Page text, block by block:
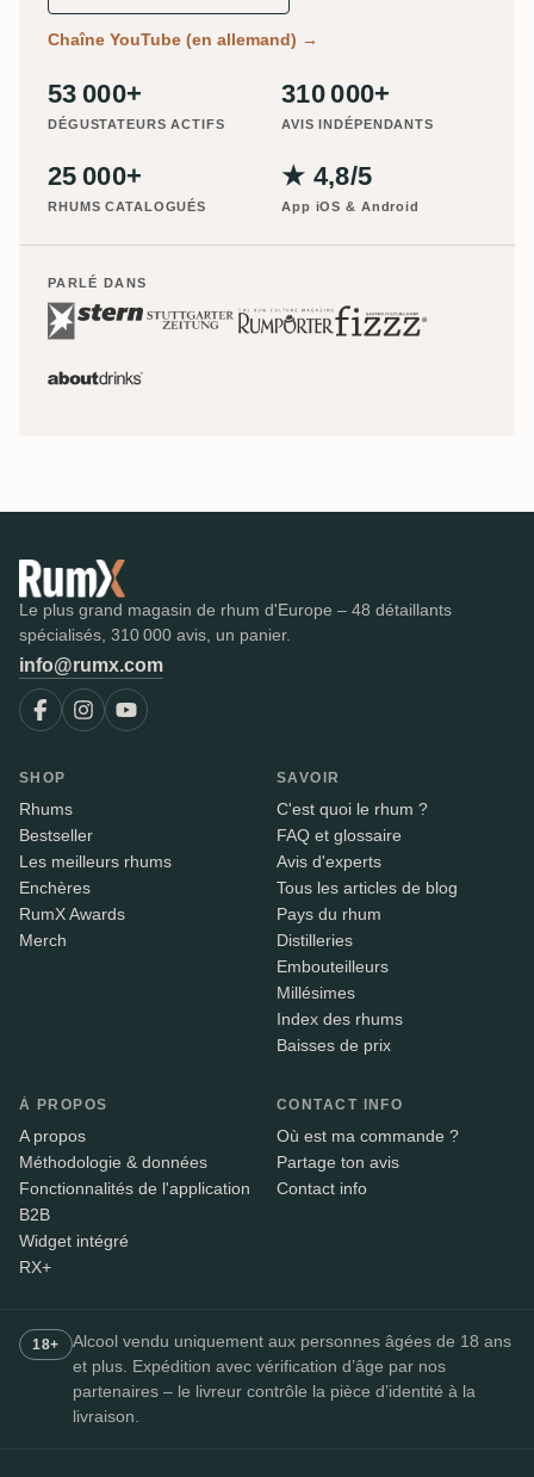
Chaîne YouTube (en allemand) →
53 000+
DÉGUSTATEURS ACTIFS
310 000+
AVIS INDÉPENDANTS
25 000+
RHUMS CATALOGUÉS
★ 4,8/5
App iOS & Android
PARLÉ DANS
Le plus grand magasin de rhum d'Europe – 48 détaillants
spécialisés, 310 000 avis, un panier.
info@rumx.com
SHOP
Rhums
Bestseller
Les meilleurs rhums
Enchères
RumX Awards
Merch
SAVOIR
C'est quoi le rhum ?
FAQ et glossaire
Avis d'experts
Tous les articles de blog
Pays du rhum
Distilleries
Embouteilleurs
Millésimes
Index des rhums
Baisses de prix
À PROPOS
A propos
Méthodologie & données
Fonctionnalités de l'application
B2B
Widget intégré
RX+
CONTACT INFO
Où est ma commande ?
Partage ton avis
Contact info
18+
Alcool vendu uniquement aux personnes âgées de 18 ans
et plus. Expédition avec vérification d’âge par nos
partenaires – le livreur contrôle la pièce d’identité à la
livraison.